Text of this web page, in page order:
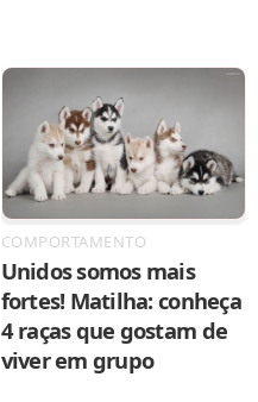
COMPORTAMENTO
Unidos somos mais
fortes! Matilha: conheça
4 raças que gostam de
viver em grupo